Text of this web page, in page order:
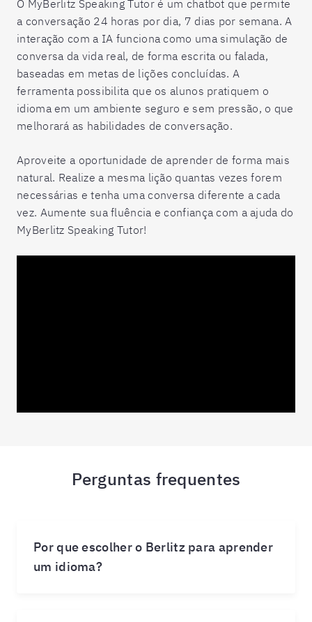
O MyBerlitz Speaking Tutor é um chatbot que permite
a conversação 24 horas por dia, 7 dias por semana. A
interação com a IA funciona como uma simulação de
conversa da vida real, de forma escrita ou falada,
baseadas em metas de lições concluídas. A
ferramenta possibilita que os alunos pratiquem o
idioma em um ambiente seguro e sem pressão, o que
melhorará as habilidades de conversação.
Aproveite a oportunidade de aprender de forma mais
natural. Realize a mesma lição quantas vezes forem
necessárias e tenha uma conversa diferente a cada
vez. Aumente sua fluência e confiança com a ajuda do
MyBerlitz Speaking Tutor!
Perguntas frequentes
Por que escolher o Berlitz para aprender
um idioma?